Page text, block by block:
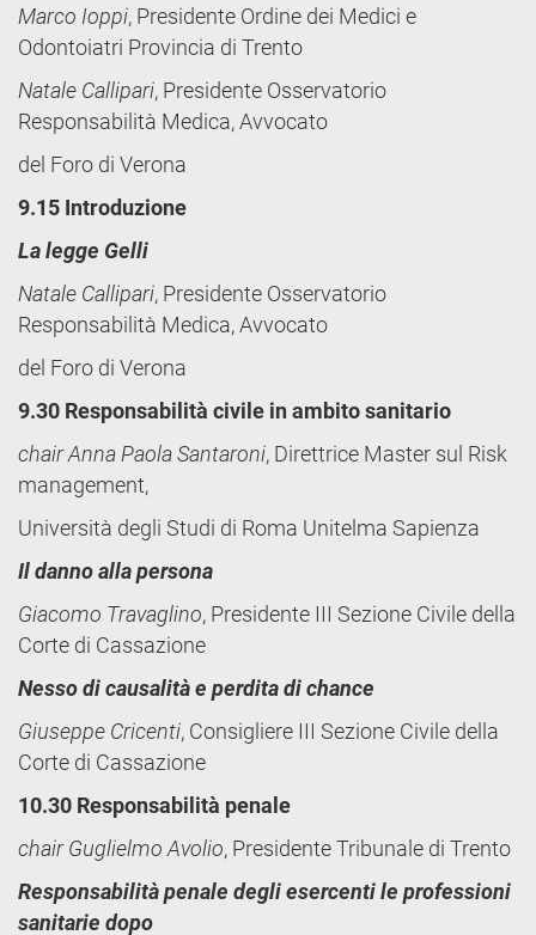
Marco Ioppi, Presidente Ordine dei Medici e
Odontoiatri Provincia di Trento
Natale Callipari, Presidente Osservatorio
Responsabilità Medica, Avvocato
del Foro di Verona
9.15 Introduzione
La legge Gelli
Natale Callipari, Presidente Osservatorio
Responsabilità Medica, Avvocato
del Foro di Verona
9.30 Responsabilità civile in ambito sanitario
chair Anna Paola Santaroni, Direttrice Master sul Risk
management,
Università degli Studi di Roma Unitelma Sapienza
Il danno alla persona
Giacomo Travaglino, Presidente III Sezione Civile della
Corte di Cassazione
Nesso di causalità e perdita di chance
Giuseppe Cricenti, Consigliere III Sezione Civile della
Corte di Cassazione
10.30 Responsabilità penale
chair Guglielmo Avolio, Presidente Tribunale di Trento
Responsabilità penale degli esercenti le professioni
sanitarie dopo